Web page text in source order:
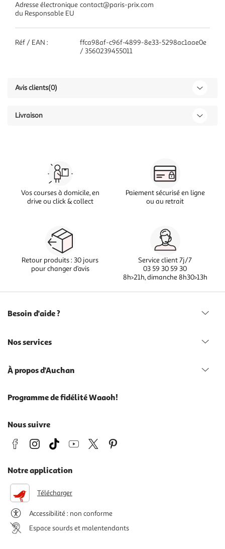
Adresse électronique
du Responsable EU
contact@paris-prix.com
Réf / EAN :
ffca98af-c96f-4899-8e33-5298ac1aae0e
/ 3560239455011
Avis clients(0)
Livraison
Vos courses à domicile, en
drive ou click & collect
Paiement sécurisé en ligne
ou au retrait
Retour produits : 30 jours
pour changer d’avis
Service client 7j/7
03 59 30 59 30
8h>21h, dimanche 8h30>13h
Besoin d'aide ?
Nos services
À propos d'Auchan
Programme de fidélité Waaoh!
Nous suivre
Notre application
Télécharger
Accessibilité : non conforme
Espace sourds et malentendants